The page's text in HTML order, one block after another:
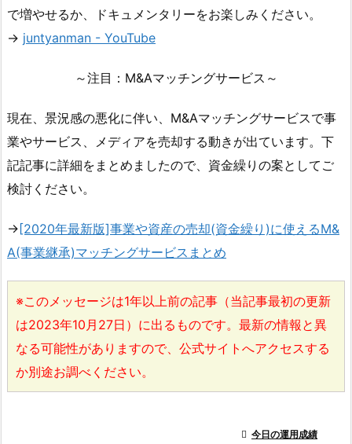
で増やせるか、ドキュメンタリーをお楽しみください。
→ juntyanman - YouTube
～注目：M&Aマッチングサービス～
現在、景況感の悪化に伴い、M&Aマッチングサービスで事
業やサービス、メディアを売却する動きが出ています。下
記記事に詳細をまとめましたので、資金繰りの案としてご
検討ください。
→[2020年最新版]事業や資産の売却(資金繰り)に使えるM&
A(事業継承)マッチングサービスまとめ
※このメッセージは1年以上前の記事（当記事最初の更新
は2023年10月27日）に出るものです。最新の情報と異
なる可能性がありますので、公式サイトへアクセスする
か別途お調べください。
 今日の運用成績